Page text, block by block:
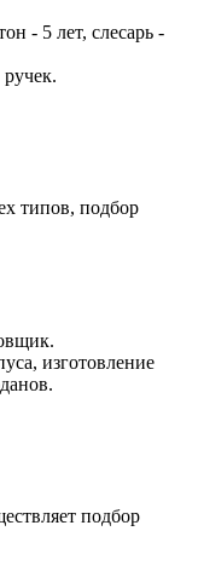
- 5 лет, слесарь -
ручек.
типов, подбор
изготовление
подбор